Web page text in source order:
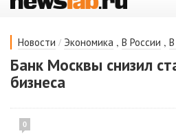
Новости / Экономика , В России ,
Банк Москвы снизил
бизнеса
0